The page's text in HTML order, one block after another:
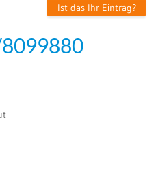
Ist das Ihr Eintrag?